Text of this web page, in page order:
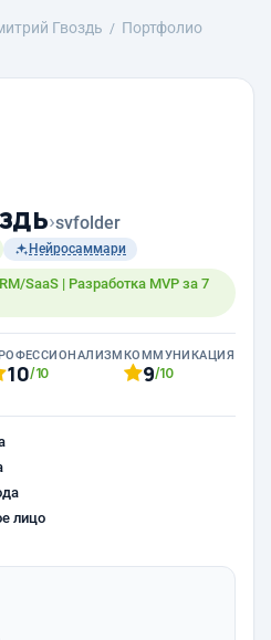
Гвоздь
Портфолио
›svfolder
Нейросаммари
SaaS | Разработка MVP за 7
10/10
КОММУНИКАЦИЯ
9/10
лицо